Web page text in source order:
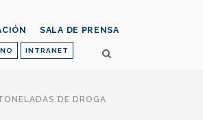
INTRANET
SALA DE PRENSA
DE DROGA